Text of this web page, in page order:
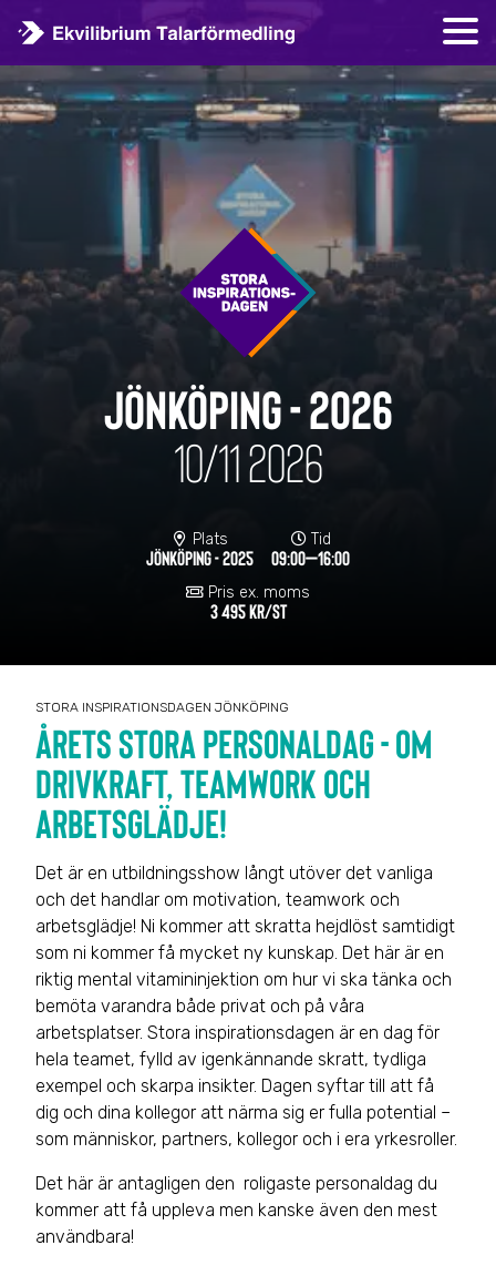
JÖNKÖPING - 2026
10/11 2026
Plats
JÖNKÖPING - 2025
Tid
09:00–16:00
Pris ex. moms
3 495 KR/ST
STORA INSPIRATIONSDAGEN JÖNKÖPING
ÅRETS STORA PERSONALDAG - OM
DRIVKRAFT, TEAMWORK OCH
ARBETSGLÄDJE!
Det är en utbildningsshow långt utöver det vanliga
och det handlar om motivation, teamwork och
arbetsglädje! Ni kommer att skratta hejdlöst samtidigt
som ni kommer få mycket ny kunskap. Det här är en
riktig mental vitamininjektion om hur vi ska tänka och
bemöta varandra både privat och på våra
arbetsplatser. Stora inspirationsdagen är en dag för
hela teamet, fylld av igenkännande skratt, tydliga
exempel och skarpa insikter. Dagen syftar till att få
dig och dina kollegor att närma sig er fulla potential –
som människor, partners, kollegor och i era yrkesroller.
Det här är antagligen den roligaste personaldag du
kommer att få uppleva men kanske även den mest
användbara!